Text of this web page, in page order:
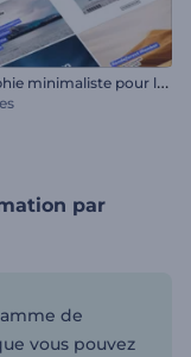
T
ypographie minimaliste pour les réseaux sociaux
par
de
vous pouvez